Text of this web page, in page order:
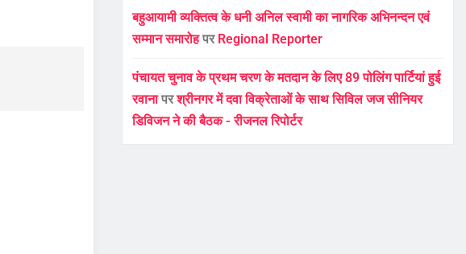
बहुआयामी व्यक्तित्व के धनी अनिल स्वामी का नागरिक अभिनन्दन एवं
सम्मान समारोहपर Regional Reporter
पंचायत चुनाव के प्रथम चरण के मतदान के लिए 89 पोलिंग पार्टियां हुई
रवानापरश्रीनगर में दवा विक्रेताओं के साथ सिविल जज सीनियर
डिविजन ने की बैठक - रीजनल रिपोर्टर